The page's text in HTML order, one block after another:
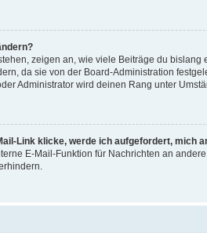
zeigen an, wie viele Beiträge du
da sie von der Board-Administration
Administrator wird deinen Rang unter
Link klicke, werde ich aufgefordert, mich
E-Mail-Funktion für Nachrichten an